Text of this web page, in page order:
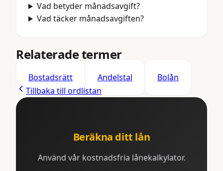
Vad betyder månadsavgift?
Vad täcker månadsavgiften?
Relaterade termer
Bostadsrätt Andelstal
Bolån
Tillbaka till ordlistan
Beräkna ditt lån
Använd vår kostnadsfria lånekalkylator.